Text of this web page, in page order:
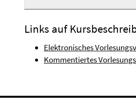
Links auf
Elektronisches
Kommentiertes